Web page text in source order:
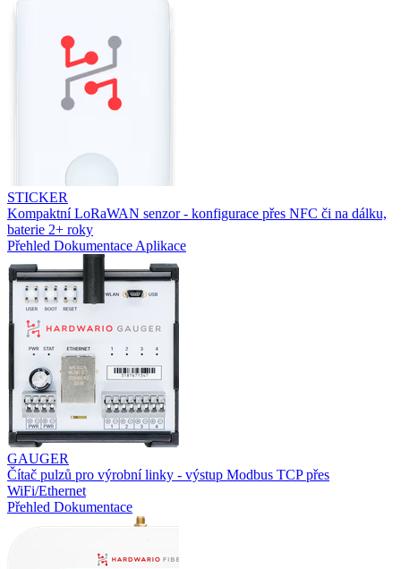
STICKER
Kompaktní LoRaWAN senzor - konfigurace přes NFC či na dálku,
baterie 2+ roky
Přehled Dokumentace Aplikace
GAUGER
Čítač pulzů pro výrobní linky - výstup Modbus TCP přes
WiFi/Ethernet
Přehled Dokumentace